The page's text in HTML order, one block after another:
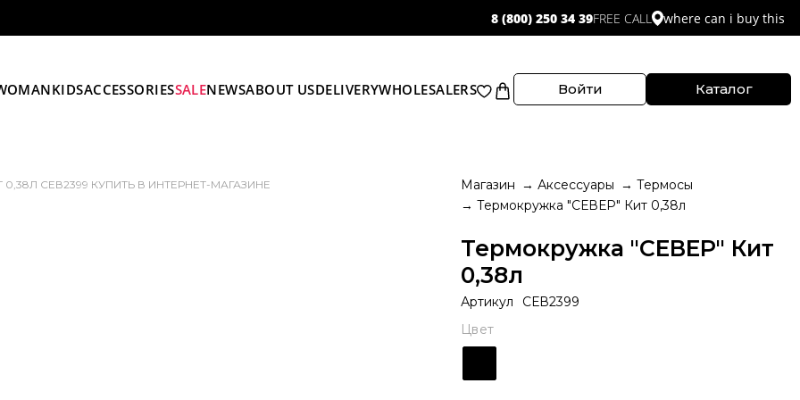
8 (800) 250 34 39FREE CALL where can i buy this
KIDSACCESSORIESSALENEWSABOUT USDELIVERYWHOLESALERS Войти Каталог
Магазин Аксессуары
Термосы
Термокружка "СЕВЕР" Кит 0,38л
Термокружка "СЕВЕР" Кит
0,38л
Артикул
СЕВ2399
Цвет